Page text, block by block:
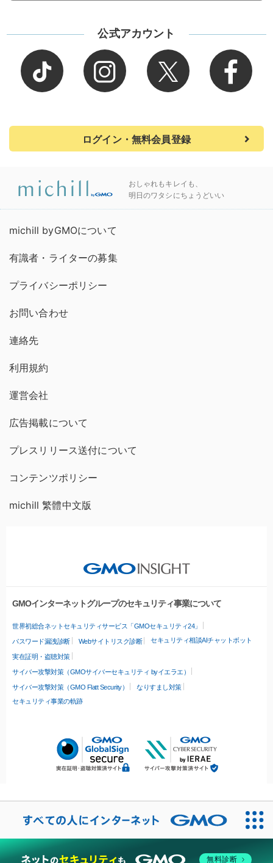
公式アカウント
ログイン・無料会員登録
おしゃれもキレイも、
明日のワタシにちょうどいい
michill byGMOについて
有識者・ライターの募集
プライバシーポリシー
お問い合わせ
連絡先
利用規約
運営会社
広告掲載について
プレスリリース送付について
コンテンツポリシー
michill 繁體中文版
GMOインターネットグループのセキュリティ事業について
世界初総合ネットセキュリティサービス「GMOセキュリティ24」
パスワード漏洩診断 Webサイトリスク診断 セキュリティ相談AIチャットボット
実在証明・盗聴対策
サイバー攻撃対策（GMOサイバーセキュリティ byイエラエ）
サイバー攻撃対策（GMO Flatt Security）
なりすまし対策
セキュリティ事業の軌跡
無料診断